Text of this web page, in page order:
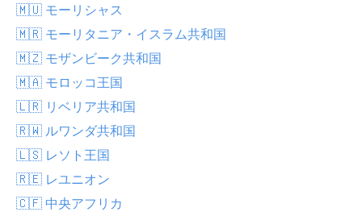
🇲🇺 モーリシャス
🇲🇷 モーリタニア・イスラム共和国
🇲🇿 モザンビーク共和国
🇲🇦 モロッコ王国
🇱🇷 リベリア共和国
🇷🇼 ルワンダ共和国
🇱🇸 レソト王国
🇷🇪 レユニオン
🇨🇫 中央アフリカ